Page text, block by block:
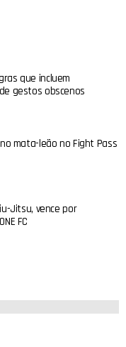
que incluem
gestos obscenos
mata-leão no Fight Pass
Jitsu, vence por
FC